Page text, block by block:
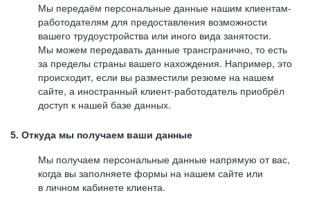
Мы передаём персональные данные нашим клиентам-
работодателям для предоставления возможности
вашего трудоустройства или иного вида занятости.
Мы можем передавать данные трансгранично, то есть
за пределы страны вашего нахождения. Например, это
происходит, если вы разместили резюме на нашем
сайте, а иностранный клиент-работодатель приобрёл
доступ к нашей базе данных.
5. Откуда мы получаем ваши данные
Мы получаем персональные данные напрямую от вас,
когда вы заполняете формы на нашем сайте или
в личном кабинете клиента.